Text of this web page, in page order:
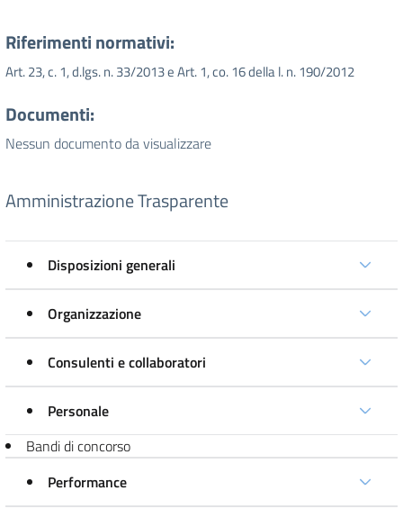
Riferimenti normativi:
Art. 23, c. 1, d.lgs. n. 33/2013 e Art. 1, co. 16 della l. n. 190/2012
Documenti:
Nessun documento da visualizzare
Amministrazione Trasparente
Disposizioni generali
Organizzazione
Consulenti e collaboratori
Personale
Bandi di concorso
Performance